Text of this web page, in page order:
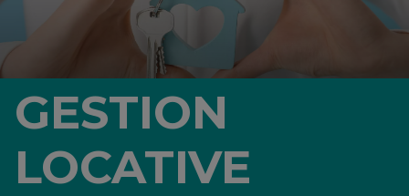
GESTION
LOCATIVE